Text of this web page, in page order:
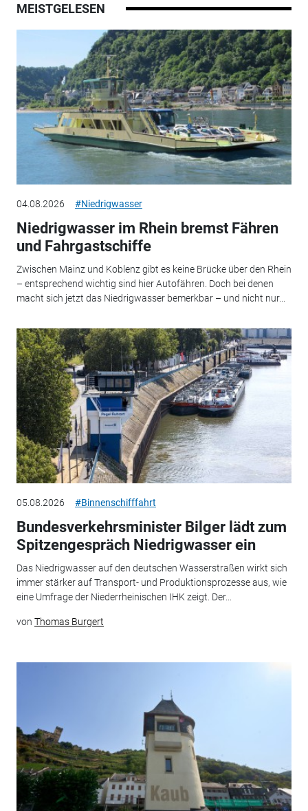
MEISTGELESEN
04.08.2026 #Niedrigwasser
Niedrigwasser im Rhein bremst Fähren
und Fahrgastschiffe
Zwischen Mainz und Koblenz gibt es keine Brücke über den Rhein
– entsprechend wichtig sind hier Autofähren. Doch bei denen
macht sich jetzt das Niedrigwasser bemerkbar – und nicht nur...
05.08.2026 #Binnenschifffahrt
Bundesverkehrsminister Bilger lädt zum
Spitzengespräch Niedrigwasser ein
Das Niedrigwasser auf den deutschen Wasserstraßen wirkt sich
immer stärker auf Transport- und Produktionsprozesse aus, wie
eine Umfrage der Niederrheinischen IHK zeigt. Der...
von Thomas Burgert